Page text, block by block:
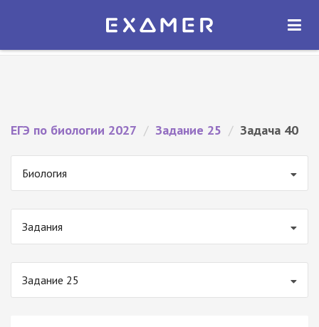
Экзамер — ЕГЭ 2027
ОТКРЫТЬ
ЕГЭ по биологии 2027 / Задание 25 / Задача 40
Биология
Задания
Задание 25